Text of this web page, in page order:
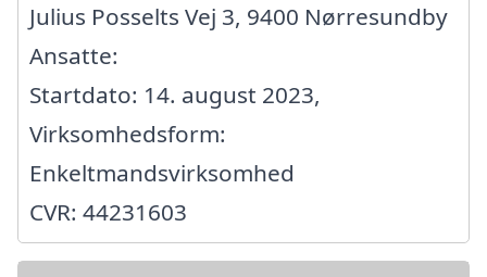
Julius Posselts Vej 3, 9400 Nørresundby
Ansatte:
Startdato: 14. august 2023,
Virksomhedsform:
Enkeltmandsvirksomhed
CVR: 44231603